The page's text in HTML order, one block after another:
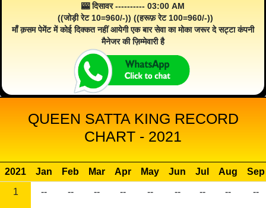
🎰 दिसावर ---------- 03:00 AM
((जोड़ी रेट 10=960/-)) ((हरूफ़ रेट 100=960/-))
माँ क़सम पेमेंट में कोई दिक्कत नहीं आयेगी एक बार सेवा का मोका जरूर दे सट्टा कंपनी
मैनेजर की ज़िम्मेवारी है
QUEEN SATTA KING RECORD
CHART - 2021
2021 Jan Feb Mar Apr May Jun Jul Aug
Sep
1
-- -- -- -- -- -- -- -- --